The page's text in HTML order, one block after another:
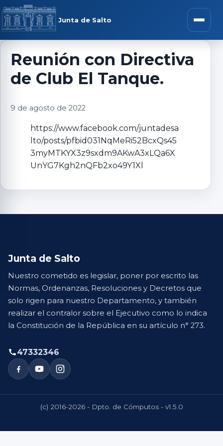
Saltar al contenido
Junta de Salto Abrir
menú
Reunión con Directiva
de Club El Tanque.
9 de agosto de 2022
https://www.facebook.com/juntadesa
lto/posts/pfbid031NqMeRi52BcxQs45
3myMTKYX3z9sxdm9AKwA3xLQa6X
UnYG7Kgh2nQFb2xo49Y1Xl
Junta de Salto
Nuestro cometido es legislar, poner por escrito las
Normas, Ordenanzas, Resoluciones y Decretos que
solo rigen para nuestro Departamento, y también
realizar el contralor sobre el Ejecutivo como lo indica
la Constitución de la República en su artículo n° 273.
47332346
(c) 2016-2026 - Dpto. de Cómputos - v1.5.0